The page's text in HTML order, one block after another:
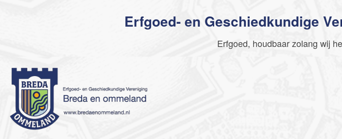
Erfgoed- en Geschiedkundige
Erfgoed, houdbaar zolang wij